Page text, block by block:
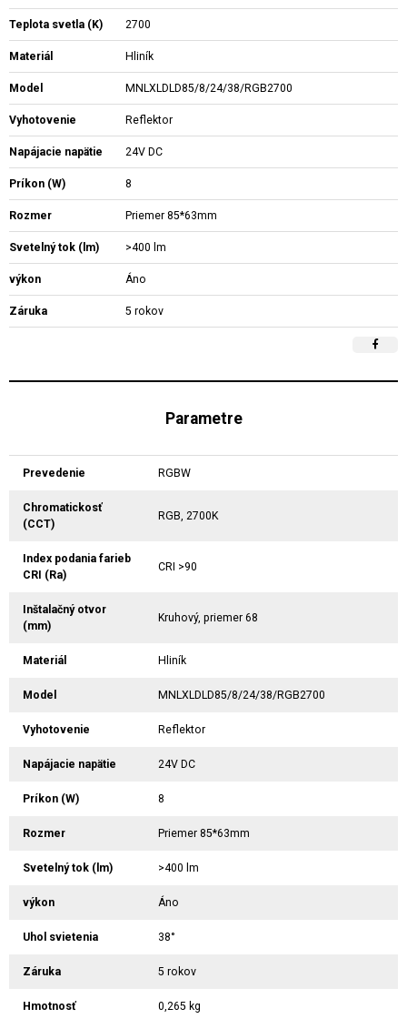
Teplota svetla (K) 2700
Materiál Hliník
Model MNLXLDLD85/8/24/38/RGB2700
Vyhotovenie Reflektor
Napájacie napätie 24V DC
Príkon (W) 8
Rozmer Priemer 85*63mm
Svetelný tok (lm) >400 lm
výkon Áno
Záruka 5 rokov
Parametre
Prevedenie RGBW
Chromatickosť
(CCT)
RGB, 2700K
Index podania farieb
CRI (Ra)
CRI >90
Inštalačný otvor
(mm)
Kruhový, priemer 68
Materiál Hliník
Model MNLXLDLD85/8/24/38/RGB2700
Vyhotovenie Reflektor
Napájacie napätie 24V DC
Príkon (W) 8
Rozmer Priemer 85*63mm
Svetelný tok (lm) >400 lm
výkon Áno
Uhol svietenia 38°
Záruka 5 rokov
Hmotnosť 0,265 kg